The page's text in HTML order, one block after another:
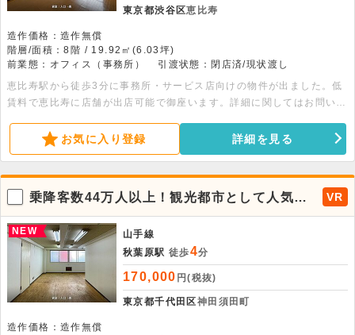
東京都渋谷区恵比寿
造作価格：造作無償
階層/面積：8階 / 19.92㎡(6.03坪)
前業態：オフィス（事務所）
引渡状態：閉店済/現状渡し
恵比寿駅から徒歩3分に事務所・サービス店向けの物件が出ました。低
賃料で恵比寿に店舗が出店可能で御座います。詳細に関してはお問い合
お気に入り登録 詳細を見る
乗降客数44万人以上！観光都市として人気の
秋葉原駅より徒歩4分の2階店舗がでました。
VR
NEW
山手線
秋葉原駅 徒歩4分
170,000 円(税抜)
東京都千代田区神田須田町
造作価格：造作無償